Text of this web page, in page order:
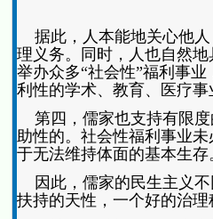
据此，人本能地关心他人
理义务。同时，人也自然
举办众多“社会性”福利事
利性的学术、教育、医疗事
第四，儒家也支持有限度
助性的。社会性福利事业
于无法维持体面的基本生存
因此，儒家的民生主义不
扶持的天性，一个好的治